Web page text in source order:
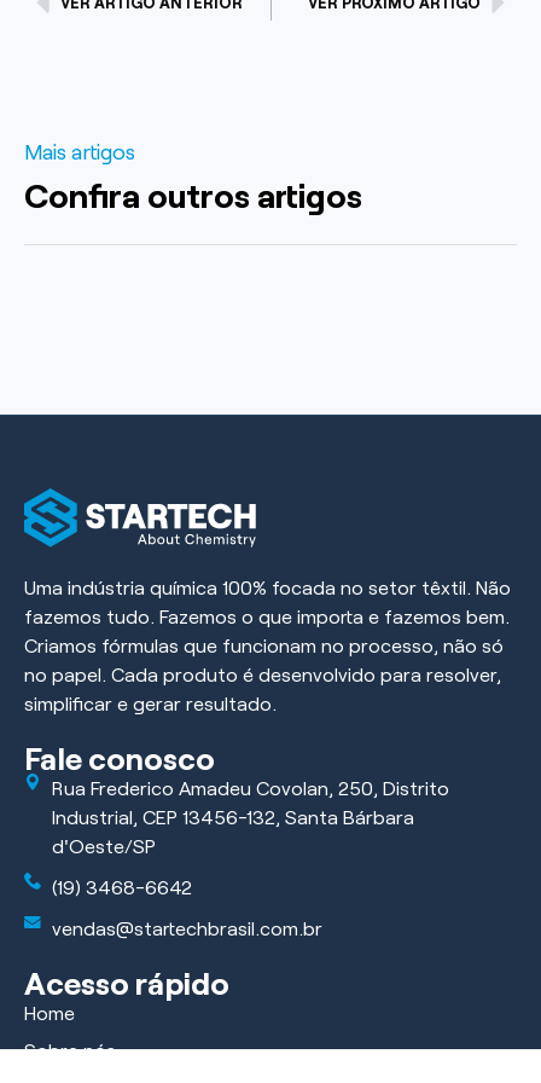
Mais artigos
Confira outros artigos
Uma indústria química 100% focada no setor têxtil. Não
fazemos tudo. Fazemos o que importa e fazemos bem.
Criamos fórmulas que funcionam no processo, não só
no papel. Cada produto é desenvolvido para resolver,
simplificar e gerar resultado.
Fale conosco
Rua Frederico Amadeu Covolan, 250, Distrito
Industrial, CEP 13456-132, Santa Bárbara
d'Oeste/SP
(19) 3468-6642
vendas@startechbrasil.com.br
Acesso rápido
Home
Sobre nós